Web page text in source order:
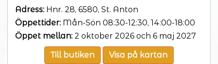
Adress: Hnr. 28, 6580, St. Anton
Öppettider: Mån-Sön 08:30-12:30, 14:00-18:00
Öppet mellan: 2 oktober 2026 och 6 maj 2027
Till butiken Visa på kartan